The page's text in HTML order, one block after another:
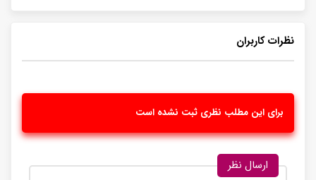
نظرات کاربران
برای این مطلب نظری ثبت نشده است
ارسال نظر